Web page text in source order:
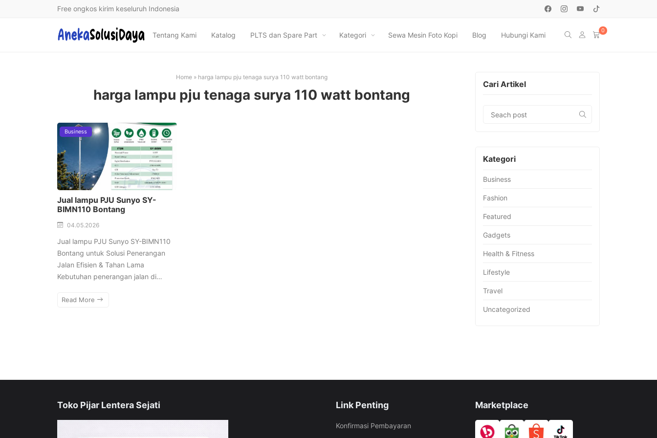
Free ongkos kirim keseluruh Indonesia
Tentang Kami Katalog PLTS dan Spare Part Kategori Sewa Mesin Foto Kopi Blog Hubungi Kami
0
Home» harga lampu pju tenaga surya 110 watt bontang
harga lampu pju tenaga surya 110 watt bontang
Business
Jual lampu PJU Sunyo SY-
BIMN110 Bontang
04.05.2026
Jual lampu PJU Sunyo SY-BIMN110
Bontang untuk Solusi Penerangan
Jalan Efisien & Tahan Lama
Kebutuhan penerangan jalan di…
Read More
Cari Artikel
Kategori
Business
Fashion
Featured
Gadgets
Health & Fitness
Lifestyle
Travel
Uncategorized
Toko Pijar Lentera Sejati Link Penting
Konfirmasi Pembayaran
Marketplace